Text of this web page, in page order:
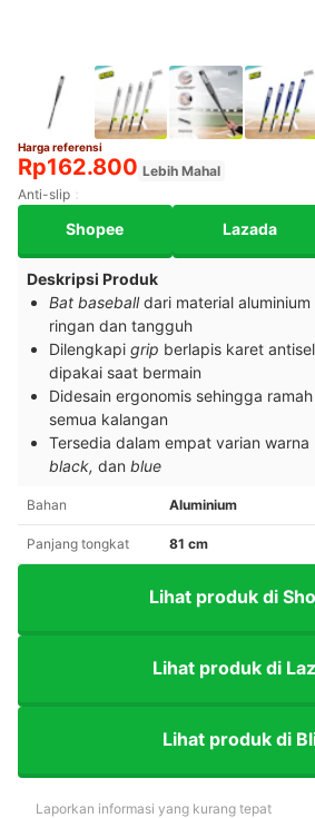
Harga referensi
Rp162.800 Lebih Mahal
Anti-slip
Shopee Lazada
Deskripsi Produk
Bat baseballdari material aluminium
ringan dan tangguh
Dilengkapi grip berlapis karet
dipakai saat bermain
Didesain ergonomis sehingga
semua kalangan
Tersedia dalam empat varian warna
black, dan blue
Bahan Aluminium
Panjang tongkat 81 cm
Lihat produk di
Lihat produk di
Lihat produk di
Laporkan informasi yang kurang tepat